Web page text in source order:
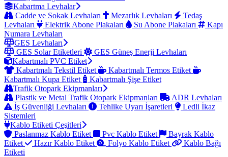
Kabartma Levhalar
Cadde ve Sokak Levhaları
Mezarlık Levhaları
Tedaş
Levhaları
Elektrik Abone Plakaları Su Abone Plakaları
Kapı
Numara Levhaları
GES Levhaları
GES Solar Etiketleri
GES Güneş Enerji Levhaları
Kabartmalı PVC Etiket
Kabartmalı Tekstil Etiket
Kabartmalı Termos Etiket
Kabartmalı Kupa Etiket
Kabartmalı Şişe Etiket
Trafik Otopark Ekipmanları
Plastik ve Metal Trafik Otopark Ekipmanları
ADR Levhaları
İş Güvenliği Levhaları
Tehlike Uyarı İşaretleri
Ledli İkaz
Sistemleri
Kablo Etiketi Çeşitleri
Paslanmaz Kablo Etiket
Pvc Kablo Etiket
Bayrak Kablo
Etiket
Hazır Kablo Etiket Folyo Kablo Etiket
Kablo Bağı
Etiketi